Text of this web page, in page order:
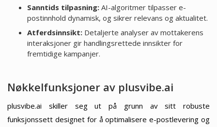
Sanntids tilpasning:AI-algoritmer tilpasser e-
postinnhold dynamisk, og sikrer relevans og aktualitet.
Atferdsinnsikt:Detaljerte analyser av mottakerens
interaksjoner gir handlingsrettede innsikter for
fremtidige kampanjer.
Nøkkelfunksjoner av plusvibe.ai
plusvibe.ai skiller seg ut på grunn av sitt robuste
funksjonssett designet for å optimalisere e-postlevering og